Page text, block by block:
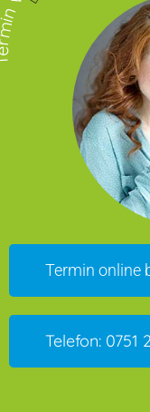
Termin online
Telefon: 0751